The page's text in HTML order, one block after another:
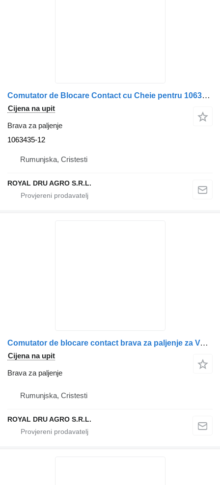
Comutator de Blocare Contact cu Cheie pentru 1063435-12 brava za paljenje za Volvo kamiona
Cijena na upit
Brava za paljenje
1063435-12
Rumunjska, Cristesti
ROYAL DRU AGRO S.R.L.
Comutator de blocare contact brava za paljenje za Volvo 9958589 8159904 3091508 1063433 kamiona
Cijena na upit
Brava za paljenje
Rumunjska, Cristesti
ROYAL DRU AGRO S.R.L.